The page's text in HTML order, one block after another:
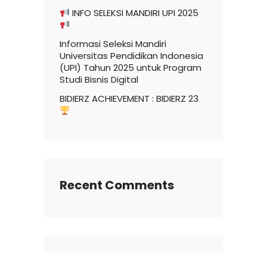
INFO SELEKSI MANDIRI UPI 2025
Informasi Seleksi Mandiri
Universitas Pendidikan Indonesia
(UPI) Tahun 2025 untuk Program
Studi Bisnis Digital
BIDIERZ ACHIEVEMENT : BIDIERZ 23
Recent Comments